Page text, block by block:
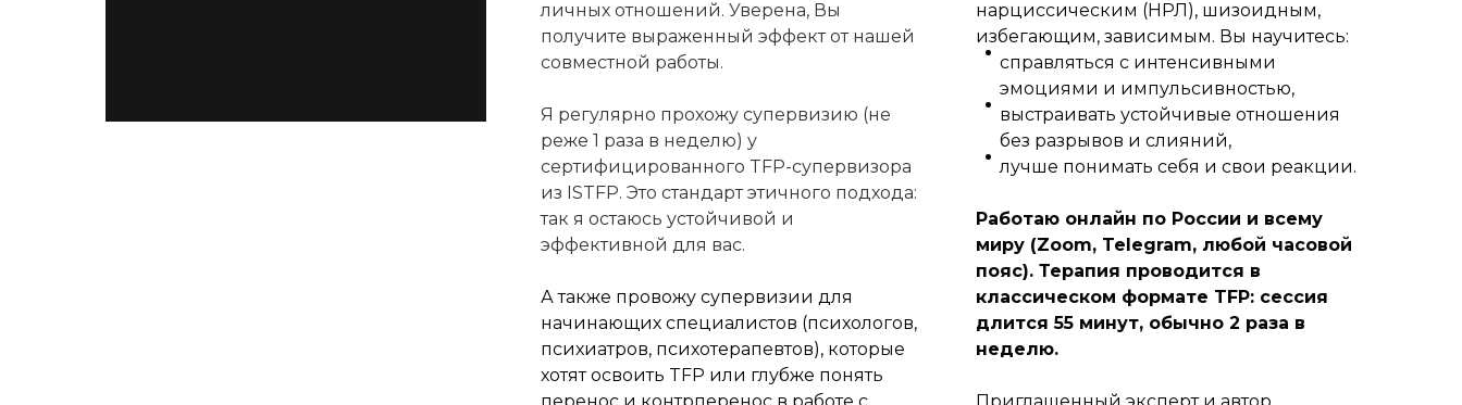
личных отношений. Уверена, Вы
получите выраженный эффект от нашей
совместной работы.
Я регулярно прохожу супервизию (не
реже 1 раза в неделю) у
сертифицированного TFP-супервизора
из ISTFP. Это стандарт этичного подхода:
так я остаюсь устойчивой и
эффективной для вас.
А также провожу супервизии для
начинающих специалистов (психологов,
психиатров, психотерапевтов), которые
хотят освоить TFP или глубже понять
нарциссическим (НРЛ), шизоидным,
избегающим, зависимым. Вы научитесь:
справляться с интенсивными
эмоциями и импульсивностью,
выстраивать устойчивые отношения
без разрывов и слияний,
лучше понимать себя и свои реакции.
Работаю онлайн по России и всему
миру (Zoom, Telegram, любой часовой
пояс). Терапия проводится в
классическом формате TFP: сессия
длится 55 минут, обычно 2 раза в
неделю.